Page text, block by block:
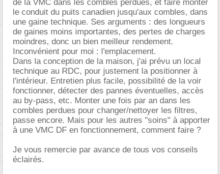
de la VMC dans les combles perdues, et faire monter
le conduit du puits canadien jusqu'aux combles, dans
une gaine technique. Ses arguments : des longueurs
de gaines moins importantes, des pertes de charges
moindres, donc un bien meilleur rendement.
Inconvénient pour moi : l'emplacement.
Dans la conception de la maison, j'ai prévu un local
technique au RDC, pour justement la positionner à
l'intérieur. Entretien plus facile, possibilité de la voir
fonctionner, détecter des pannes éventuelles, accès
au by-pass, etc. Monter une fois par an dans les
combles perdues pour changer/nettoyer les filtres,
passe encore. Mais pour les autres "soins" à apporter
à une VMC DF en fonctionnement, comment faire ?
Je vous remercie par avance de tous vos conseils
éclairés.